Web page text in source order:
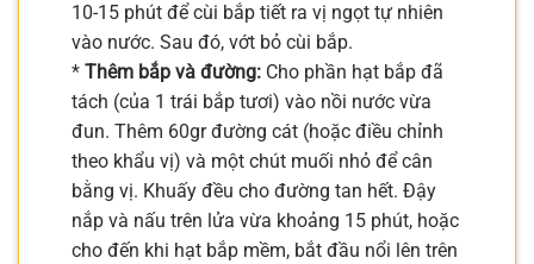
10-15 phút để cùi bắp tiết ra vị ngọt tự nhiên
vào nước. Sau đó, vớt bỏ cùi bắp.
* Thêm bắp và đường: Cho phần hạt bắp đã
tách (của 1 trái bắp tươi) vào nồi nước vừa
đun. Thêm 60gr đường cát (hoặc điều chỉnh
theo khẩu vị) và một chút muối nhỏ để cân
bằng vị. Khuấy đều cho đường tan hết. Đậy
nắp và nấu trên lửa vừa khoảng 15 phút, hoặc
cho đến khi hạt bắp mềm, bắt đầu nổi lên trên